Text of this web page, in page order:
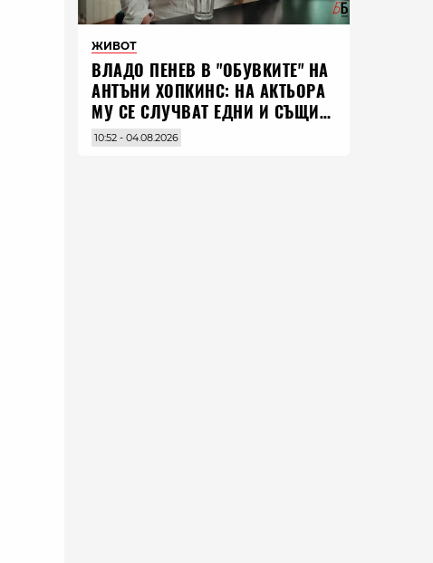
ЖИВОТ
ВЛАДO ПЕНЕВ В "ОБУВКИТЕ" НА
АНТЪНИ ХОПКИНС: НА АКТЬОРА
МУ СЕ СЛУЧВАТ ЕДНИ И СЪЩИ
НЕЩА ПО ЦЕЛИЯ СВЯТ
10:52 - 04.08.2026